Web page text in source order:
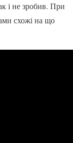
і не зробив. При
схожі на що